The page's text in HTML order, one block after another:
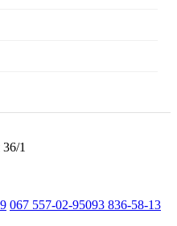
1
067 557-02-95093 836-58-13